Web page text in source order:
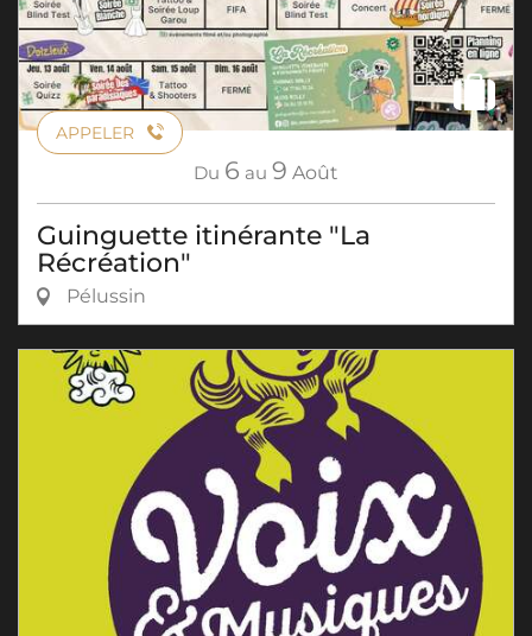
APPELER
Du 6 au 9 Août
Guinguette itinérante "La
Récréation"
Pélussin